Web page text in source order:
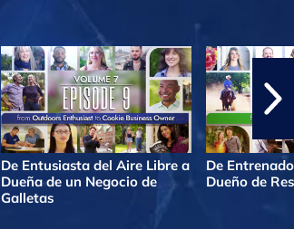
De Entusiasta del Aire Libre a
Dueña de un Negocio de
Galletas
De
Dueño de